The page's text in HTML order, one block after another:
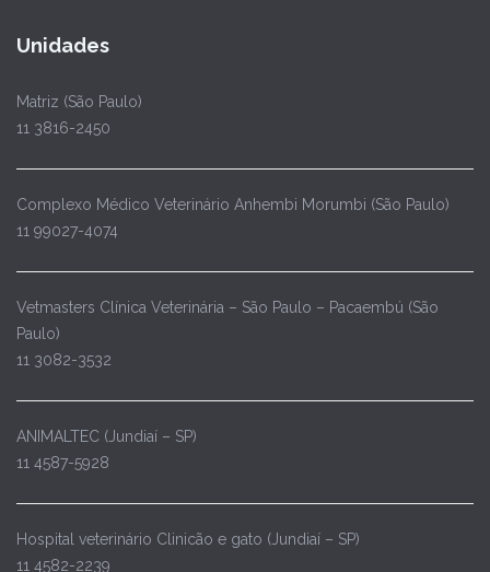
Unidades
Matriz (São Paulo)
11 3816-2450
Complexo Médico Veterinário Anhembi Morumbi (São Paulo)
11 99027-4074
Vetmasters Clínica Veterinária – São Paulo – Pacaembú (São
Paulo)
11 3082-3532
ANIMALTEC (Jundiaí – SP)
11 4587-5928
Hospital veterinário Clinicão e gato (Jundiaí – SP)
11 4582-2239